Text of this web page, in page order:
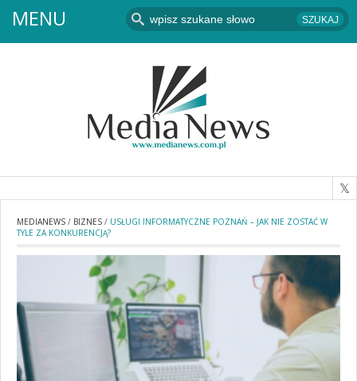
MENU
MEDIANEWS / BIZNES / USŁUGI INFORMATYCZNE POZNAŃ – JAK NIE ZOSTAĆ W
TYLE ZA KONKURENCJĄ?